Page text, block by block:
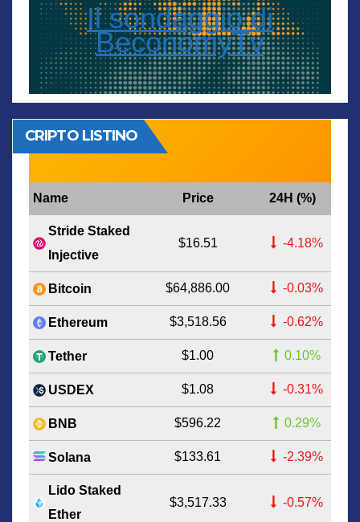
Il sondaggio di
BeconomyTv
CRIPTO LISTINO
Name Price 24H (%)
Stride Staked
Injective
$16.51 -4.18%
Bitcoin $64,886.00 -0.03%
Ethereum $3,518.56 -0.62%
Tether $1.00 0.10%
USDEX $1.08 -0.31%
BNB $596.22 0.29%
Solana $133.61 -2.39%
Lido Staked
Ether
$3,517.33 -0.57%